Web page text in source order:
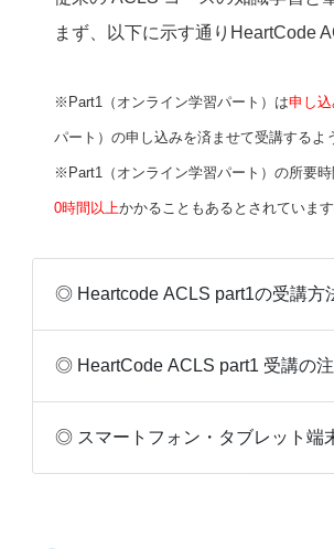
まず、以下に示す通りHeartCode
※Part1（オンライン学習パート）は申し
パート）の申し込みを済ませて受講するよ
※Part1（オンライン学習パート）の所要
0時間以上かかることもあるとされていま
◎ Heartcode ACLS part1の受講方
◎ HeartCode ACLS part1 受講の
◎ スマートフォン・タブレット端